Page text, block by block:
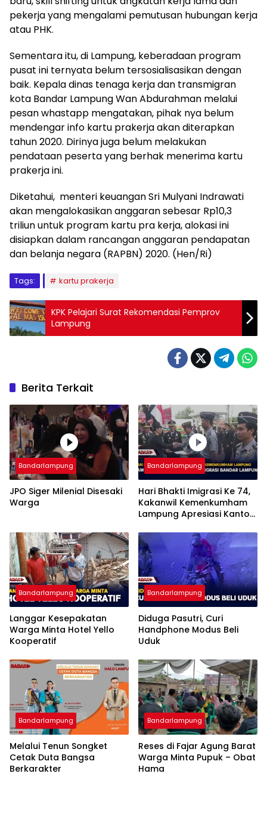
pekerja yang mengalami pemutusan hubungan kerja
atau PHK.
Sementara itu, di Lampung, keberadaan program
pusat ini ternyata belum tersosialisasikan dengan
baik. Kepala dinas tenaga kerja dan transmigran
kota Bandar Lampung Wan Abdurahman melalui
pesan whastapp mengatakan, pihak nya belum
mendengar info kartu prakerja akan diterapkan
tahun 2020. Dirinya juga belum melakukan
pendataan peserta yang berhak menerima kartu
prakerja ini.
Diketahui, menteri keuangan Sri Mulyani Indrawati
akan mengalokasikan anggaran sebesar Rp10,3
triliun untuk program kartu pra kerja, alokasi ini
disiapkan dalam rancangan anggaran pendapatan
dan belanja negara (RAPBN) 2020. (Hen/Ri)
Tags: kartu prakerja
KPK Pelajari Surat Rekomendasi Pemprov
Lampung
Berita Terkait
Bandarlampung
JPO Siger Milenial Disesaki
Warga
Bandarlampung
Hari Bhakti Imigrasi Ke 74,
Kakanwil Kemenkumham
Lampung Apresiasi Kantor
Bandarlampung
Langgar Kesepakatan
Warga Minta Hotel Yello
Kooperatif
Bandarlampung
Diduga Pasutri, Curi
Handphone Modus Beli
Uduk
Bandarlampung
Melalui Tenun Songket
Cetak Duta Bangsa
Berkarakter
Bandarlampung
Reses di Fajar Agung Barat
Warga Minta Pupuk – Obat
Hama